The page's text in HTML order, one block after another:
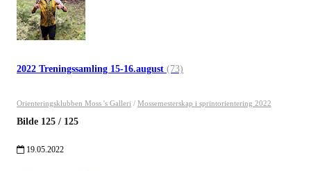
2022 Treningssamling 15-16.august (73)
Orienteringsklubben Moss 's Galleri / Mossemesterskap i sprintorientering 2022
Bilde 125 / 125
19.05.2022